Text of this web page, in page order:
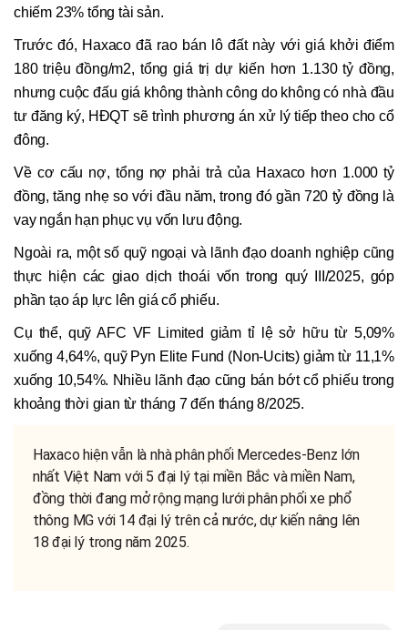
chiếm 23% tổng tài sản.
Trước đó, Haxaco đã rao bán lô đất này với giá khởi điểm
180 triệu đồng/m2, tổng giá trị dự kiến hơn 1.130 tỷ đồng,
nhưng cuộc đấu giá không thành công do không có nhà đầu
tư đăng ký, HĐQT sẽ trình phương án xử lý tiếp theo cho cổ
đông.
Về cơ cấu nợ, tổng nợ phải trả của Haxaco hơn 1.000 tỷ
đồng, tăng nhẹ so với đầu năm, trong đó gần 720 tỷ đồng là
vay ngắn hạn phục vụ vốn lưu động.
Ngoài ra, một số quỹ ngoại và lãnh đạo doanh nghiệp cũng
thực hiện các giao dịch thoái vốn trong quý III/2025, góp
phần tạo áp lực lên giá cổ phiếu.
Cụ thể, quỹ AFC VF Limited giảm tỉ lệ sở hữu từ 5,09%
xuống 4,64%, quỹ Pyn Elite Fund (Non-Ucits) giảm từ 11,1%
xuống 10,54%. Nhiều lãnh đạo cũng bán bớt cổ phiếu trong
khoảng thời gian từ tháng 7 đến tháng 8/2025.
Haxaco hiện vẫn là nhà phân phối Mercedes-Benz lớn
nhất Việt Nam với 5 đại lý tại miền Bắc và miền Nam,
đồng thời đang mở rộng mạng lưới phân phối xe phổ
thông MG với 14 đại lý trên cả nước, dự kiến nâng lên
18 đại lý trong năm 2025.